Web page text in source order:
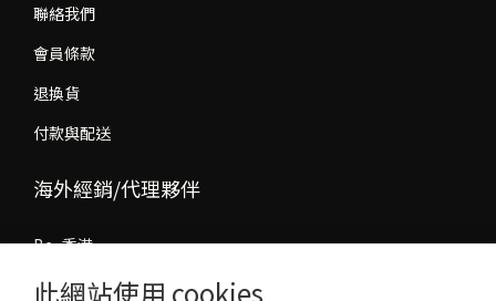
此網站使用 cookies
聯絡我們
會員條款
退換貨
付款與配送
海外經銷/代理夥伴
Be_香港
Be_馬來西亞